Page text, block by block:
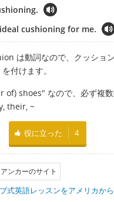
cushioning for me.
は動詞なので、クッショ
付けます。
of) shoes" なので、必ず複
their, ~
役に立った 4
ンカーのサイト
式英語レッスンをアメリカから